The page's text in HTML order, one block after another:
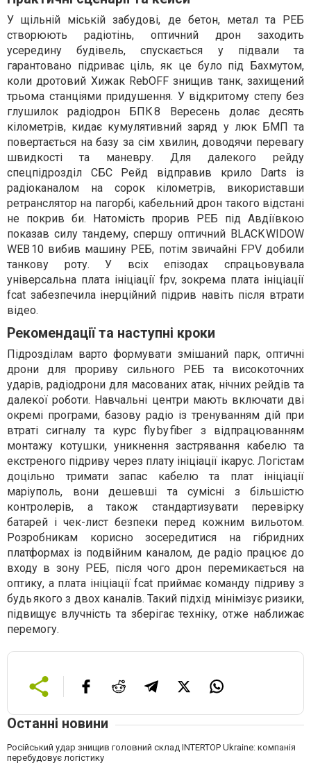
У щільній міській забудові, де бетон, метал та РЕБ
створюють радіотінь, оптичний дрон заходить
усередину будівель, спускається у підвали та
гарантовано підриває ціль, як це було під Бахмутом,
коли дротовий Хижак RebOFF знищив танк, захищений
трьома станціями придушення. У відкритому степу без
глушилок радіодрон БПК 8 Вересень долає десять
кілометрів, кидає кумулятивний заряд у люк БМП та
повертається на базу за сім хвилин, доводячи перевагу
швидкості та маневру. Для далекого рейду
спецпідрозділ СБС Рейд відправив крило Darts із
радіоканалом на сорок кілометрів, використавши
ретранслятор на пагорбі, кабельний дрон такого відстані
не покрив би. Натомість прорив РЕБ під Авдіївкою
показав силу тандему, спершу оптичний BLACK WIDOW
WEB 10 вибив машину РЕБ, потім звичайні FPV добили
танкову роту. У всіх епізодах спрацьовувала
універсальна плата ініціації fpv, зокрема плата ініціації
fcat забезпечила інерційний підрив навіть після втрати
відео.
Рекомендації та наступні кроки
Підрозділам варто формувати змішаний парк, оптичні
дрони для прориву сильного РЕБ та високоточних
ударів, радіодрони для масованих атак, нічних рейдів та
далекої роботи. Навчальні центри мають включати дві
окремі програми, базову радіо із тренуванням дій при
втраті сигналу та курс fly by fiber з відпрацюванням
монтажу котушки, уникнення застрявання кабелю та
екстреного підриву через плату ініціації ікарус. Логістам
доцільно тримати запас кабелю та плат ініціації
маріуполь, вони дешевші та сумісні з більшістю
контролерів, а також стандартизувати перевірку
батарей і чек-лист безпеки перед кожним вильотом.
Розробникам корисно зосередитися на гібридних
платформах із подвійним каналом, де радіо працює до
входу в зону РЕБ, після чого дрон перемикається на
оптику, а плата ініціації fcat приймає команду підриву з
будь якого з двох каналів. Такий підхід мінімізує ризики,
підвищує влучність та зберігає техніку, отже наближає
перемогу.
Останні новини
Російський удар знищив головний склад INTERTOP Ukraine: компанія
перебудовує логістику